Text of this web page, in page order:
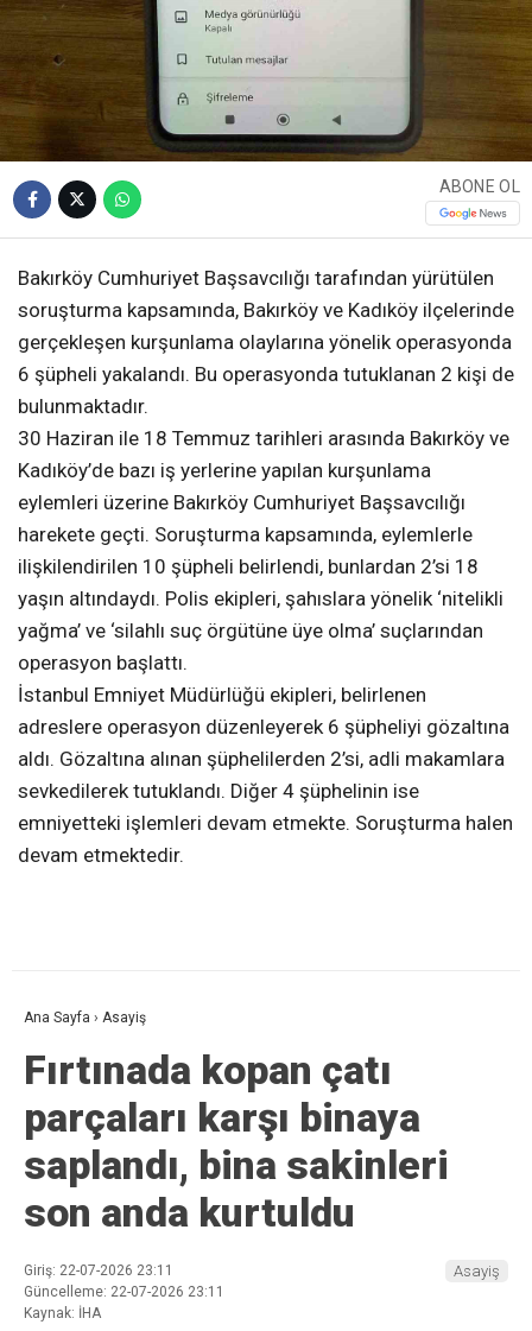
ABONE OL
Bakırköy Cumhuriyet Başsavcılığı tarafından yürütülen
soruşturma kapsamında, Bakırköy ve Kadıköy ilçelerinde
gerçekleşen kurşunlama olaylarına yönelik operasyonda
6 şüpheli yakalandı. Bu operasyonda tutuklanan 2 kişi de
bulunmaktadır.
30 Haziran ile 18 Temmuz tarihleri arasında Bakırköy ve
Kadıköy’de bazı iş yerlerine yapılan kurşunlama
eylemleri üzerine Bakırköy Cumhuriyet Başsavcılığı
harekete geçti. Soruşturma kapsamında, eylemlerle
ilişkilendirilen 10 şüpheli belirlendi, bunlardan 2’si 18
yaşın altındaydı. Polis ekipleri, şahıslara yönelik ‘nitelikli
yağma’ ve ‘silahlı suç örgütüne üye olma’ suçlarından
operasyon başlattı.
İstanbul Emniyet Müdürlüğü ekipleri, belirlenen
adreslere operasyon düzenleyerek 6 şüpheliyi gözaltına
aldı. Gözaltına alınan şüphelilerden 2’si, adli makamlara
sevkedilerek tutuklandı. Diğer 4 şüphelinin ise
emniyetteki işlemleri devam etmekte. Soruşturma halen
devam etmektedir.
Ana Sayfa › Asayiş
Fırtınada kopan çatı
parçaları karşı binaya
saplandı, bina sakinleri
son anda kurtuldu
Giriş: 22-07-2026 23:11
Güncelleme: 22-07-2026 23:11
Kaynak: İHA
Asayiş